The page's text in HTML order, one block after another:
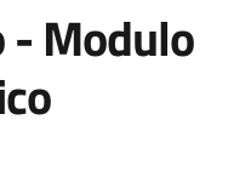
- Modulo